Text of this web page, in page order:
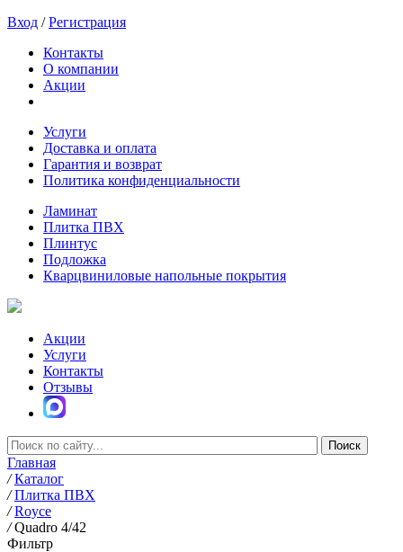
Вход /Регистрация
Контакты
О компании
Акции
Услуги
Доставка и оплата
Гарантия и возврат
Политика конфиденциальности
Ламинат
Плитка ПВХ
Плинтус
Подложка
Кварцвиниловые напольные покрытия
Акции
Услуги
Контакты
Отзывы
Главная
/ Каталог
/ Плитка ПВХ
/ Royce
/ Quadro 4/42
Фильтр